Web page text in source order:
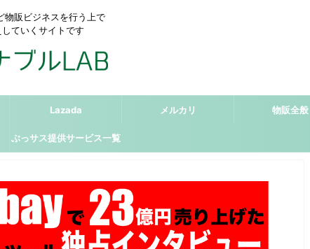
販ビジネスを行う上で
ていくサイトです
Lazada メルカリ 物販全般
ぶっサス提供サービス一覧